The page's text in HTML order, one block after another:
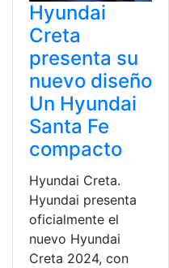
Hyundai
Creta
presenta su
nuevo diseño
Un Hyundai
Santa Fe
compacto
Hyundai Creta.
Hyundai presenta
oficialmente el
nuevo Hyundai
Creta 2024, con